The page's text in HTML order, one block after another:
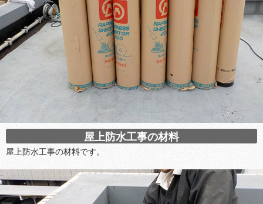
屋上防水工事の材料
屋上防水工事の材料です。